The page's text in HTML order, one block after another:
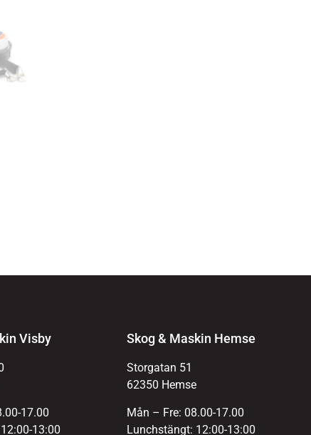
Visby
17.00
13:00
Skog & Maskin Hemse
Storgatan 51
62350 Hemse
Mån – Fre: 08.00-17.00
Lunchstängt: 12:00-13:00